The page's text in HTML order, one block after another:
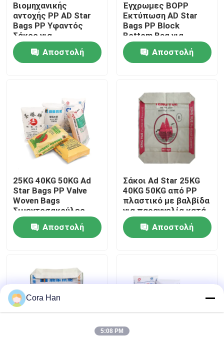
Σπίτι
Περίπου εμείς
Γύρος εργοστασίων
Ποιοτικός έλεγχος
Μας ελάτε σε επαφή με
Ειδήσεις
Ζητήστε ένα απόσπασμα
Συσκευάζοντας τσάντες τσιμέντου
Τσάντες τσιμέντου PP
Βιομηχανικής
αντοχής PP AD Star
Bags PP Υφαντός
Σάκος για
Συσκευασία Ξηρών
ΜειγμάτωνΑποστολή
Έγχρωμες BOPP
Εκτύπωση AD Star
Bags PP Block
Bottom Bag για
Συσκευασία Ξηρών
Μειγμάτων
Κατασκευή Κίνας
Αποστολή
25KG 40KG 50KG Ad
Star Bags PP Valve
Woven Bags
Σιμεντοσακούλες
Σιμεντοσακούλες για
τη Χημική Βιομηχανία
Αποστολή
Σάκοι Ad Star 25KG
40KG 50KG από PP
πλαστικό με βαλβίδα
για παραγγελία κατά
παραγγελία και
σφράγιση με λαβή
θερμοσυγκόλλησης
Αποστολή
Cora Han
5:08 PM